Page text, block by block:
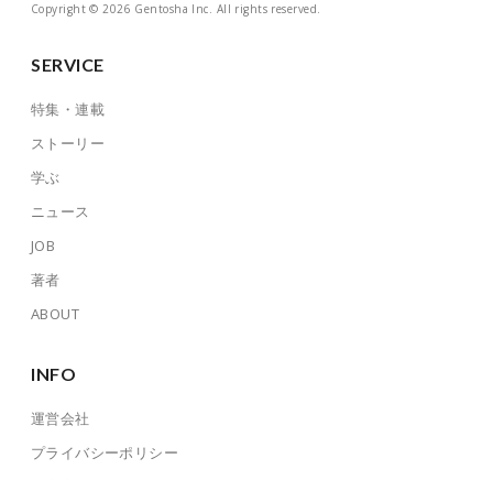
Copyright © 2026 Gentosha Inc. All rights reserved.
SERVICE
特集・連載
ストーリー
学ぶ
ニュース
JOB
著者
ABOUT
INFO
運営会社
プライバシーポリシー